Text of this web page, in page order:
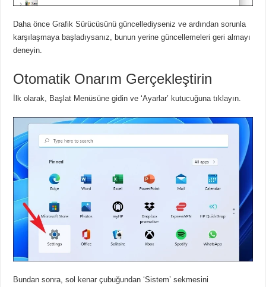
Daha önce Grafik Sürücüsünü güncellediyseniz ve ardından sorunla
karşılaşmaya başladıysanız, bunun yerine güncellemeleri geri almayı
deneyin.
Otomatik Onarım Gerçekleştirin
İlk olarak, Başlat Menüsüne gidin ve ‘Ayarlar’ kutucuğuna tıklayın.
Bundan sonra, sol kenar çubuğundan ‘Sistem’ sekmesini